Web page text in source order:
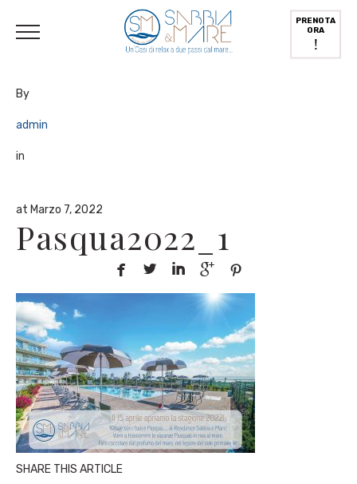
PRENOTA
ORA
!
By
admin
in
at Marzo 7, 2022
Pasqua2022_1
    
SHARE THIS ARTICLE
Inglese) Deutsch ( Tedesco Italiano